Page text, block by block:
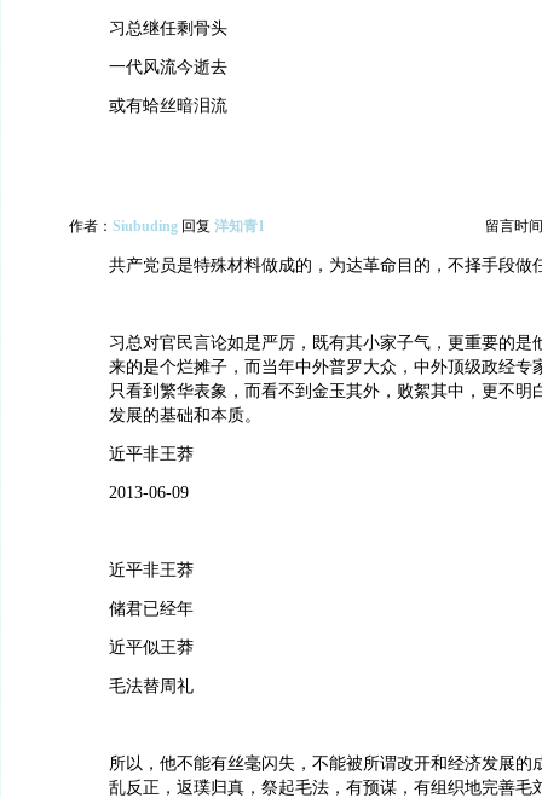
习总继任剩骨头
一代风流今逝去
或有蛤丝暗泪流
作者： Siubuding 回复 洋知青1 留言时
共产党员是特殊材料做成的，为达革命目的，不择手段做
习总对官民言论如是严厉，既有其小家子气，更重要的是
来的是个烂摊子，而当年中外普罗大众，中外顶级政经专
只看到繁华表象，而看不到金玉其外，败絮其中，更不明
发展的基础和本质。
近平非王莽
2013-06-09
近平非王莽
储君已经年
近平似王莽
毛法替周礼
所以，他不能有丝毫闪失，不能被所谓改开和经济发展的
乱反正，返璞归真，祭起毛法，有预谋，有组织地完善毛